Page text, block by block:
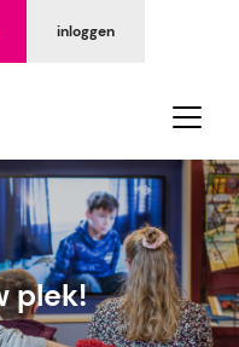
inloggen
plek!